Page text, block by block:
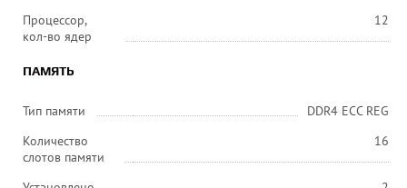
Процессор,
кол-во ядер
12
ПАМЯТЬ
Тип памяти
DDR4 ECC REG
Количество
слотов памяти
16